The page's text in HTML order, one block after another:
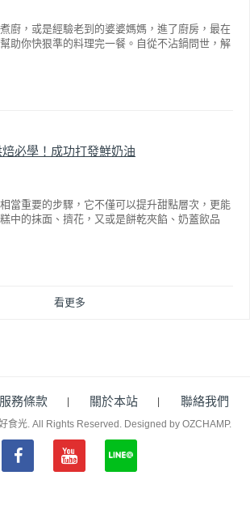
廚，或是經驗老到的婆婆媽媽，進了廚房，最在
助你快狠準的料理完一餐。自從不沾鍋問世，解
具，更年年穩居銷售排行榜的前幾名。然而如何
焙必學！成功打發鮮奶油
當重要的步驟，它不僅可以提升甜點層次，更能
中的抹面、擠花，又或是餅乾夾餡、奶蓋飲品
看更多
服務條款 關於本站 聯絡我們
食光. All Rights Reserved. Designed by OZCHAMP.